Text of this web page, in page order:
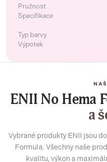
Pružnost
Specifikace
Typ barvy
Výpotek
ENII No Hema
a
Vybrané produkty ENII jsou
Formula. Všechny naše
kvalitu, výkon a